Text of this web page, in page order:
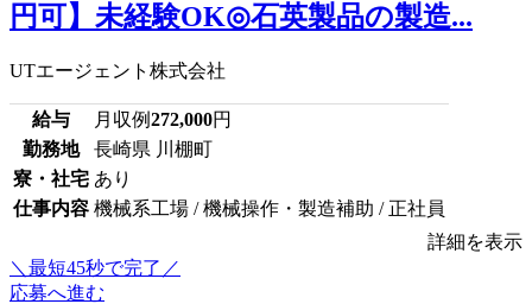
円可】未経験OK◎石英製品の製造...
UTエージェント株式会社
給与 月収例272,000円
勤務地
長崎県 川棚町
寮・社宅 あり
仕事内容 機械系工場 / 機械操作・製造補助 / 正社員
詳細を表示
＼最短45秒で完了／
応募へ進む